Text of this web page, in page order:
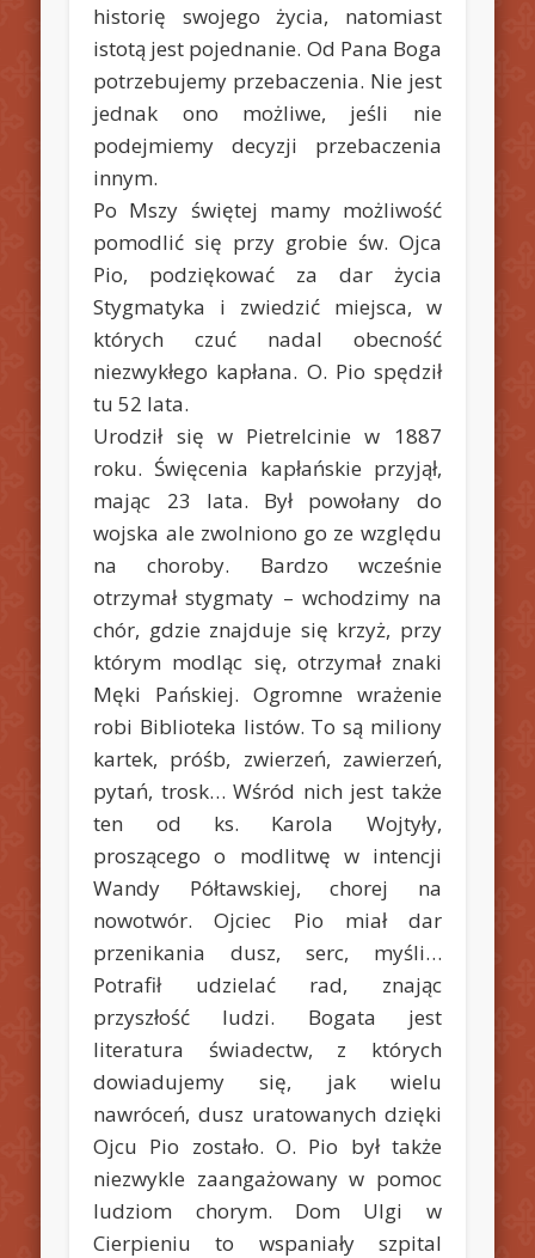
historię swojego życia, natomiast
istotą jest pojednanie. Od Pana Boga
potrzebujemy przebaczenia. Nie jest
jednak ono możliwe, jeśli nie
podejmiemy decyzji przebaczenia
innym.
Po Mszy świętej mamy możliwość
pomodlić się przy grobie św. Ojca
Pio, podziękować za dar życia
Stygmatyka i zwiedzić miejsca, w
których czuć nadal obecność
niezwykłego kapłana. O. Pio spędził
tu 52 lata.
Urodził się w Pietrelcinie w 1887
roku. Święcenia kapłańskie przyjął,
mając 23 lata. Był powołany do
wojska ale zwolniono go ze względu
na choroby. Bardzo wcześnie
otrzymał stygmaty – wchodzimy na
chór, gdzie znajduje się krzyż, przy
którym modląc się, otrzymał znaki
Męki Pańskiej. Ogromne wrażenie
robi Biblioteka listów. To są miliony
kartek, próśb, zwierzeń, zawierzeń,
pytań, trosk… Wśród nich jest także
ten od ks. Karola Wojtyły,
proszącego o modlitwę w intencji
Wandy Półtawskiej, chorej na
nowotwór. Ojciec Pio miał dar
przenikania dusz, serc, myśli…
Potrafił udzielać rad, znając
przyszłość ludzi. Bogata jest
literatura świadectw, z których
dowiadujemy się, jak wielu
nawróceń, dusz uratowanych dzięki
Ojcu Pio zostało. O. Pio był także
niezwykle zaangażowany w pomoc
ludziom chorym. Dom Ulgi w
Cierpieniu to wspaniały szpital